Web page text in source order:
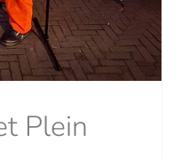
Plein